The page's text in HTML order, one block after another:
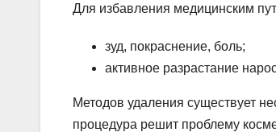
Для избавления медицинским
зуд, покраснение, боль;
активное разрастание
Методов удаления существует
процедура решит проблему